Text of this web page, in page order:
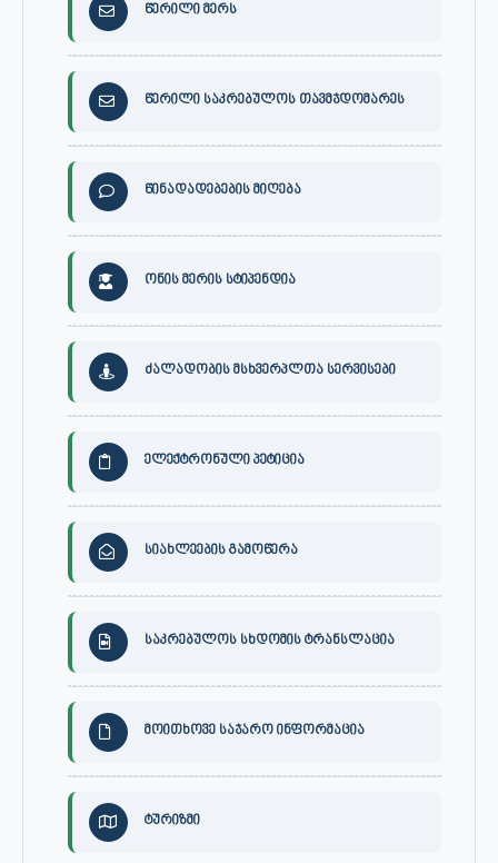
წერილი მერს
წერილი საკრებულოს თავმჯდომარეს
წინადადებების მიღება
ონის მერის სტიპენდია
ძალადობის მსხვერპლთა სერვისები
ელექტრონული პეტიცია
სიახლეების გამოწერა
საკრებულოს სხდომის ტრანსლაცია
მოითხოვე საჯარო ინფორმაცია
ტურიზმი